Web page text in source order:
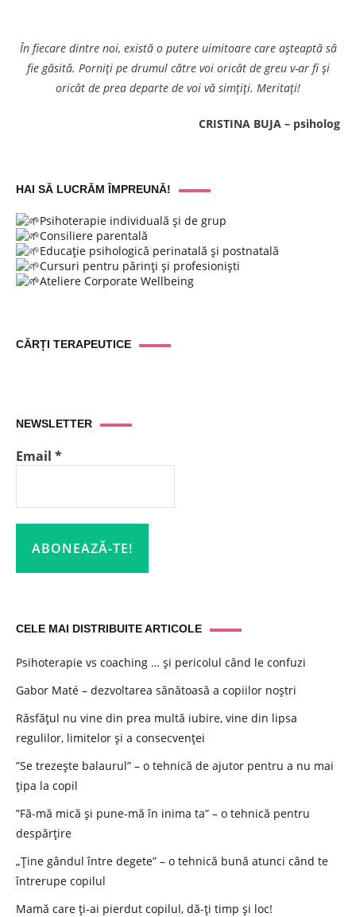
În fiecare dintre noi, există o putere uimitoare care așteaptă să
fie găsită. Porniți pe drumul către voi oricât de greu v-ar fi și
oricât de prea departe de voi vă simțiți. Meritați!
CRISTINA BUJA – psiholog
HAI SĂ LUCRĂM ÎMPREUNĂ!
Psihoterapie individuală și de grup
Consiliere parentală
Educație psihologică perinatală și postnatală
Cursuri pentru părinți și profesioniști
Ateliere Corporate Wellbeing
CĂRȚI TERAPEUTICE
NEWSLETTER
Email *
CELE MAI DISTRIBUITE ARTICOLE
Psihoterapie vs coaching … și pericolul când le confuzi
Gabor Maté – dezvoltarea sănătoasă a copiilor noștri
Răsfățul nu vine din prea multă iubire, vine din lipsa
regulilor, limitelor și a consecvenței
”Se trezește balaurul” – o tehnică de ajutor pentru a nu mai
țipa la copil
”Fă-mă mică și pune-mă în inima ta” – o tehnică pentru
despărțire
„Ține gândul între degete” – o tehnică bună atunci când te
întrerupe copilul
Mamă care ți-ai pierdut copilul, dă-ți timp și loc!